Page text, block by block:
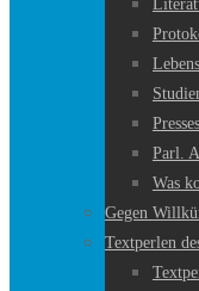
Parl.
Was
Gegen
Textperlen